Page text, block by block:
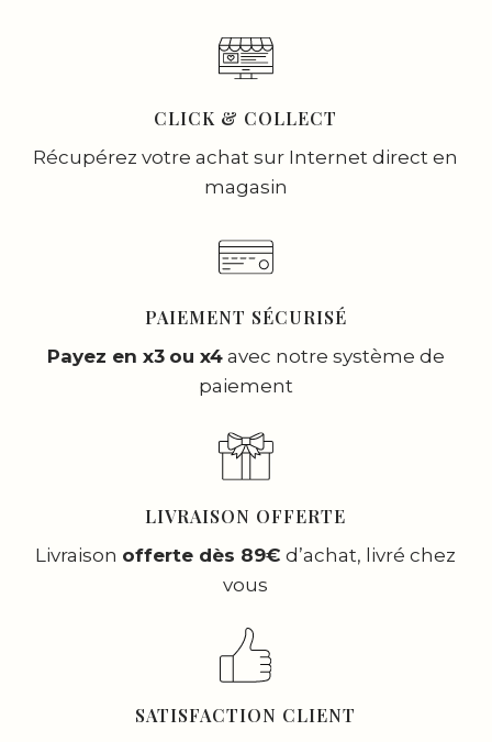
CLICK & COLLECT
Récupérez votre achat sur Internet direct en
magasin
PAIEMENT SÉCURISÉ
Payez en x3 ou x4avec notre système de
paiement
LIVRAISON OFFERTE
Livraison offerte dès 89€ d’achat, livré chez
vous
SATISFACTION CLIENT